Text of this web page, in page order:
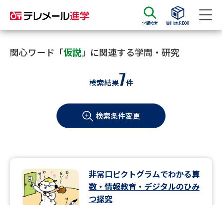
学問検索 資料請求BOX
資料請求 資料検索
大学・短大の資料種類から請求
学部・学科パンフ
過去問題集
大学・短大以外の資料から請求
関心ワード「仮説」に関連する学問・研究
検索結果7件
検索条件変更
非常口ピクトグラムでわかる算
数・情報教育・デジタルのひみ
つ探究